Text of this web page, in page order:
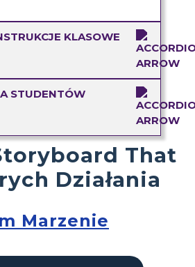
KLASOWE
STUDENTÓW
That
Działania
Marzenie